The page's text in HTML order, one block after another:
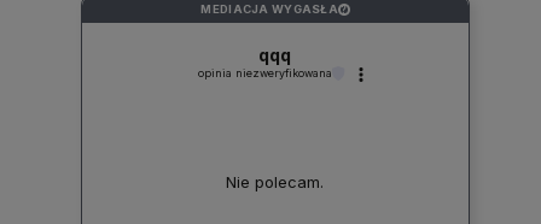
MEDIACJA WYGASŁA ?
qqq
opinia niezweryfikowana
Nie polecam.